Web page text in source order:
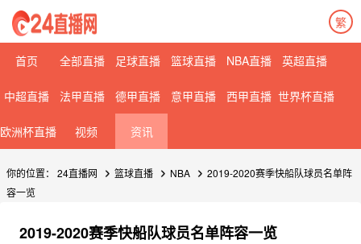
繁
首页 全部直播 足球直播 篮球直播 NBA直播 英超直播
中超直播 法甲直播 德甲直播 意甲直播 西甲直播 世界杯直播
欧洲杯直播 视频 资讯
你的位置： 24直播网 篮球直播 NBA
2019-2020赛季快船队球员名单阵
容一览
2019-2020赛季快船队球员名单阵容一览